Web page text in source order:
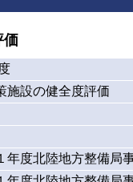
価
施設の健全度評価
年度北陸地方整備局